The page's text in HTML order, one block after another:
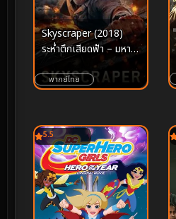
Skyscraper (2018)
ระห่ำตึกเสียดฟ้า – มหา
กาพย์ความระทึกบนสิ่ง
ก่อสร้างที่สูงที่สุดในโลก
พากย์ไทย
5.5